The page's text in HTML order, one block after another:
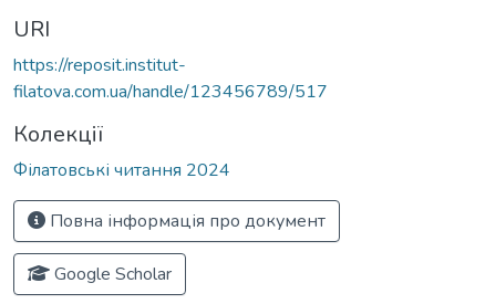
URI
https://reposit.institut-
filatova.com.ua/handle/123456789/517
Колекції
Філатовські читання 2024
Повна інформація про документ
Google Scholar